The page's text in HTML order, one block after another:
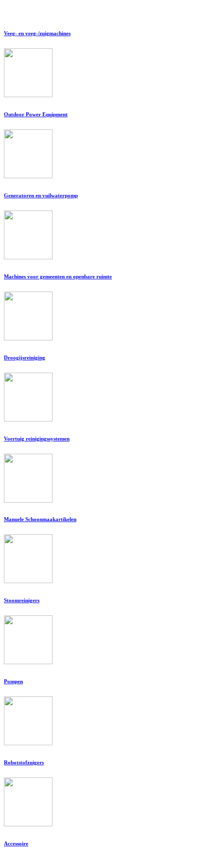
Veeg- en veeg-/zuigmachines
Outdoor Power Equipment
Generatoren en vuilwaterpomp
Machines voor gemeenten en openbare ruimte
Droogijsreiniging
Voertuig reinigingssystemen
Manuele Schoonmaakartikelen
Stoomreinigers
Pompen
Robotstofzuigers
Accessoire